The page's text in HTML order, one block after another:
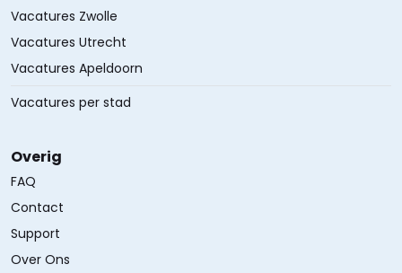
Vacatures Zwolle
Vacatures Utrecht
Vacatures Apeldoorn
Vacatures per stad
Overig
FAQ
Contact
Support
Over Ons